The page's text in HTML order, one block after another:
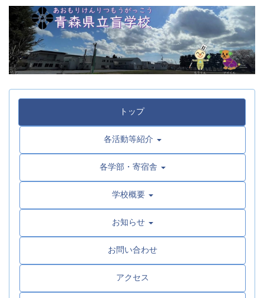
トップ
各活動等紹介
各学部・寄宿舎
学校概要
お知らせ
お問い合わせ
アクセス